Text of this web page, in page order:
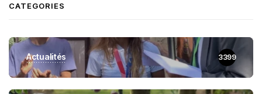
CATEGORIES
Actualités 3399